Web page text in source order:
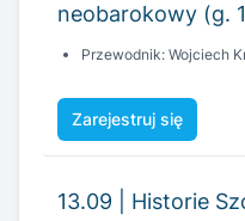
neobarokowy (g.
Przewodnik: Wojciech
Zarejestruj się
13.09 | Historie